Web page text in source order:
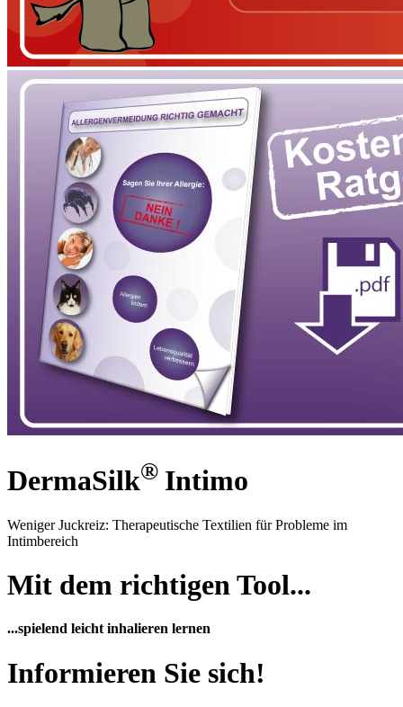
DermaSilk® Intimo
Weniger Juckreiz: Therapeutische Textilien für Probleme im
Intimbereich
Mit dem richtigen Tool...
...spielend leicht inhalieren lernen
Informieren Sie sich!